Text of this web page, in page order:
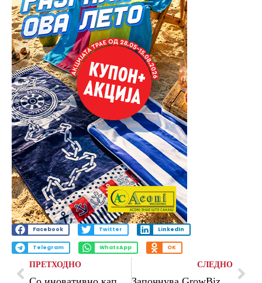
Facebook Twitter LinkedIn
Telegram WhatsApp OK
ПРЕТХОДНО СЛЕДНО